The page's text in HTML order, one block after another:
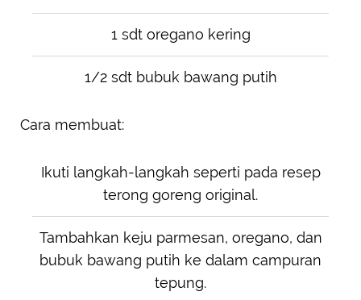
1 sdt oregano kering
1/2 sdt bubuk bawang putih
Cara membuat:
Ikuti langkah-langkah seperti pada resep
terong goreng original.
Tambahkan keju parmesan, oregano, dan
bubuk bawang putih ke dalam campuran
tepung.